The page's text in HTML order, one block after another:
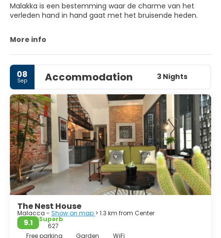
Malakka is een bestemming waar de charme van het
verleden hand in hand gaat met het bruisende heden.
More info
08
Sep Accommodation 3 Nights
The Nest House
Malacca - Show on map > 1.3 km from Center
9.1
Superb
627
Free parking
Garden
WiFi